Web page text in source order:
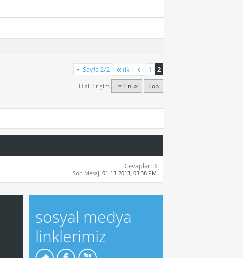
Sayfa 2/2 İlk 1 2
Hızlı Erişim Linux Top
Cevaplar:3
Son Mesaj: 01-13-2013, 03:38 PM
sosyal medya
linklerimiz